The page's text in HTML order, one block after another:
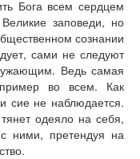
Бога всем сердцем
заповеди, но
сознании
сами не следуют
Ведь самая
во всем. Как
сие не наблюдается.
одеяло на себя,
ними, претендуя на